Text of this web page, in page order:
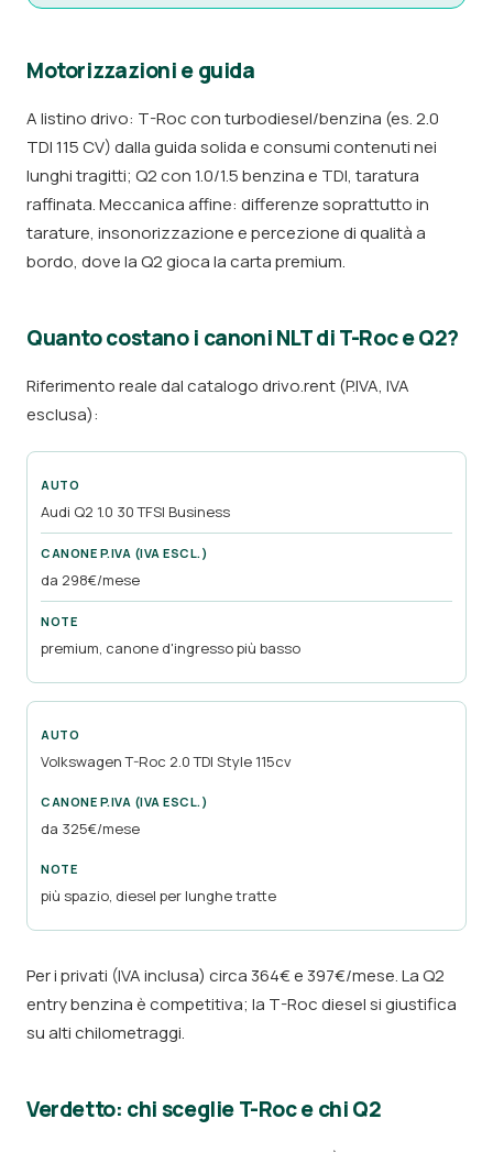
Motorizzazioni e guida
A listino drivo: T-Roc con turbodiesel/benzina (es. 2.0
TDI 115 CV) dalla guida solida e consumi contenuti nei
lunghi tragitti; Q2 con 1.0/1.5 benzina e TDI, taratura
raffinata. Meccanica affine: differenze soprattutto in
tarature, insonorizzazione e percezione di qualità a
bordo, dove la Q2 gioca la carta premium.
Quanto costano i canoni NLT di T-Roc e Q2?
Riferimento reale dal catalogo drivo.rent (P.IVA, IVA
esclusa):
Audi Q2 1.0 30 TFSI Business
da 298€/mese
premium, canone d'ingresso più basso
Volkswagen T-Roc 2.0 TDI Style 115cv
da 325€/mese
più spazio, diesel per lunghe tratte
Per i privati (IVA inclusa) circa 364€ e 397€/mese. La Q2
entry benzina è competitiva; la T-Roc diesel si giustifica
su alti chilometraggi.
Verdetto: chi sceglie T-Roc e chi Q2